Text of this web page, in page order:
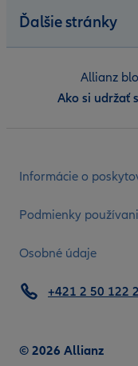
Ďalšie stránky
Informácie o
Podmienky
Osobné údaje
© 2026 Allianz
+421 2 50 122
Allianz
Ako si udržať